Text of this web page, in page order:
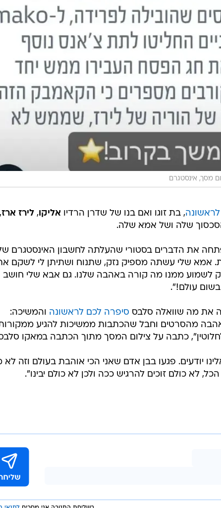
מסך, אינסטגרם
, בת זוגו ואם בנו של שדרן הרדיו אליקו, לירז ארז,
שלה ושל אמא שלה.
את הדברים בסטורי שהעלתה לחשבון האינסטגרם
אמא שלי עשתה מספיק נזק, שתנוח ושתיתן לי לשקם
לשמוע ממנו מה קורה באהבה שלנו. גם אבא שלי חושב
עולם!".
את מה שוואלה סלבס סיפרה לכם לראשונה והמשיכה:
אהבה מהסרטים וחבל שהכתבות ממשיכות להגיע
לחלוטין", כתבה על צילום המסך מתוך הכתבה במאקו
יודעים. פגעו בבן אדם שאני הכי אוהבת בעולם וזה לא
לא כולם זוכים להרגיש ככה ולכן לא כולם יבינו".